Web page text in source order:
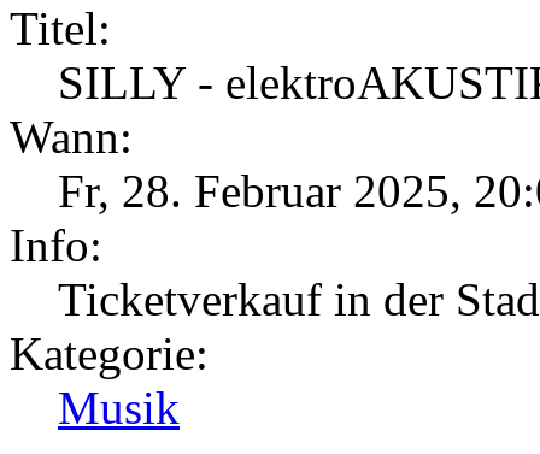
Titel:
SILLY -
Wann:
Fr, 28. Februar 2025,
Info:
Ticketverkauf in der
Kategorie:
Musik